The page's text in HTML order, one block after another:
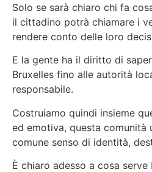
Solo se sarà chiaro chi fa
il cittadino potrà chiamare i
rendere conto delle loro
E la gente ha il diritto di
Bruxelles fino alle autorità
responsabile.
Costruiamo quindi insieme
ed emotiva, questa comunità
comune senso di identità,
È chiaro adesso a cosa serve